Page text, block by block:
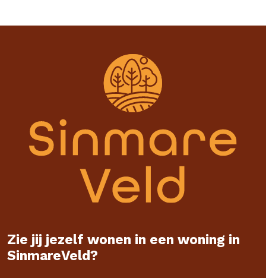
Zie jij jezelf wonen in een woning in
SinmareVeld?